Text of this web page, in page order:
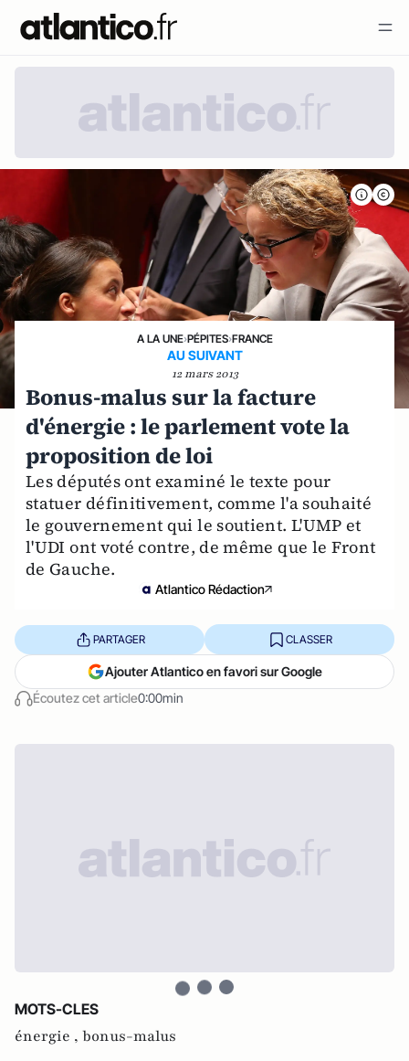
A LA UNE›PÉPITES›FRANCE
AU SUIVANT
12 mars 2013
Bonus-malus sur la facture
d'énergie : le parlement vote la
proposition de loi
Les députés ont examiné le texte pour
statuer définitivement, comme l'a souhaité
le gouvernement qui le soutient. L'UMP et
l'UDI ont voté contre, de même que le Front
de Gauche.
Atlantico Rédaction
Écoutez cet article0:00min
PARTAGER CLASSER
Ajouter Atlantico en favori sur Google
MOTS-CLES
énergie , bonus-malus